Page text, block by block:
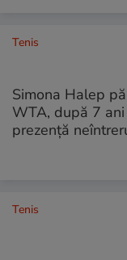
Tenis
Simona Halep
WTA, după 7
prezență
Tenis